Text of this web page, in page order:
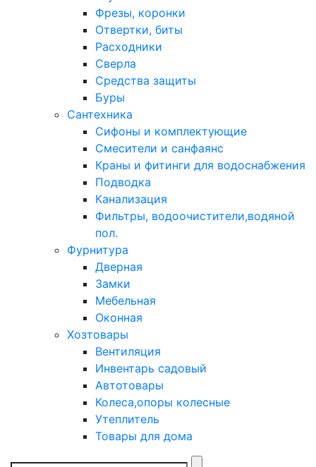
Фрезы, коронки
Отвертки, биты
Расходники
Сверла
Средства защиты
Буры
Сантехника
Сифоны и комплектующие
Смесители и санфаянс
Краны и фитинги для водоснабжения
Подводка
Канализация
Фильтры, водоочистители,водяной
пол.
Фурнитура
Дверная
Замки
Мебельная
Оконная
Хозтовары
Вентиляция
Инвентарь садовый
Автотовары
Колеса,опоры колесные
Утеплитель
Товары для дома